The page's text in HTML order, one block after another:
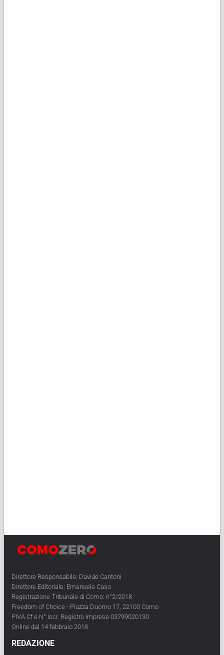
Direttore Responsabile: Davide Cantoni
Direttore Editoriale: Emanuele Caso
Registrazione Tribunale di Como: n°2/2018
Freedom of Choice - Piazza Duomo 17, 22100 Como
PIVA Cf e N° Iscr. Registro Imprese 03799020130
Online dal 14 febbraio 2018
REDAZIONE